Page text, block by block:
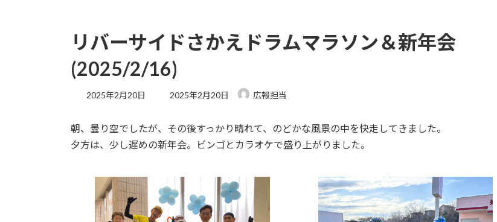
リバーサイドさかえドラムマラソン＆新年会
(2025/2/16)
2025年2月20日
最
新
日
2025年2月20日 広報担当
朝、曇り空でしたが、その後すっかり晴れて、のどかな風景の中を快走してきました。
夕方は、少し遅めの新年会。ビンゴとカラオケで盛り上がりました。